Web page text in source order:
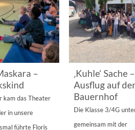
–
kam das Theater
in unsere
führte Floris
‚Kuhle‘ Sache –
Ausflug auf
Bauernhof
Die Klasse 3/4G
gemeinsam mit der